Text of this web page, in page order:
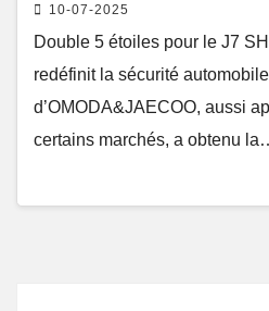
10-07-2025
Double 5 étoiles pour le J7
redéfinit la sécurité
d’OMODA&JAECOO, aussi
certains marchés, a obtenu